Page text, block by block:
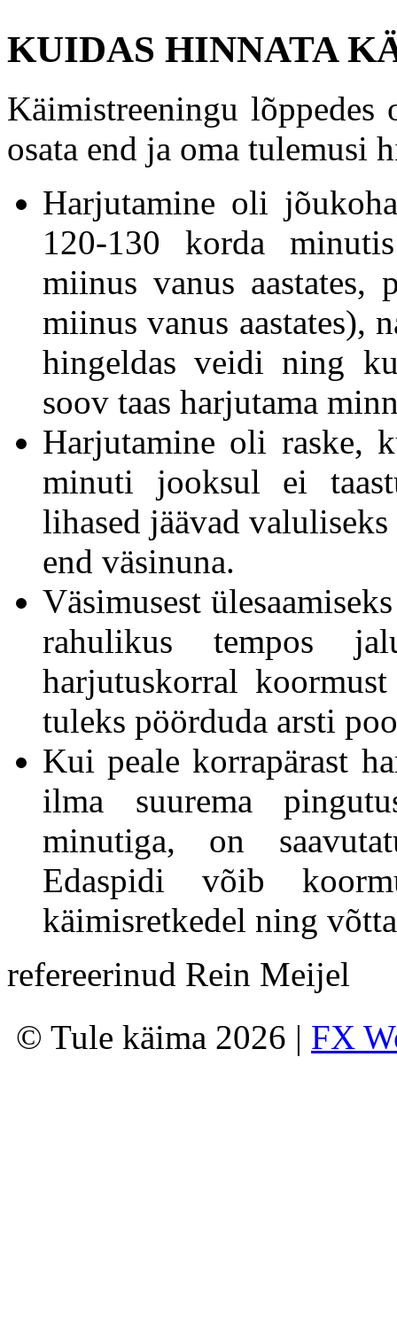
KUIDAS HINNATA
Käimistreeningu lõppedes
osata end ja oma tulemusi
Harjutamine oli
120-130 korda
miinus vanus aastates,
miinus vanus aastates),
hingeldas veidi ning
soov taas harjutama
Harjutamine oli raske,
minuti jooksul ei
lihased jäävad
end väsinuna.
Väsimusest
rahulikus tempos
harjutuskorral
tuleks pöörduda arsti
Kui peale korrapärast
ilma suurema
minutiga, on
Edaspidi võib
käimisretkedel ning
refereerinud Rein Meijel
© Tule käima 2026 | FX